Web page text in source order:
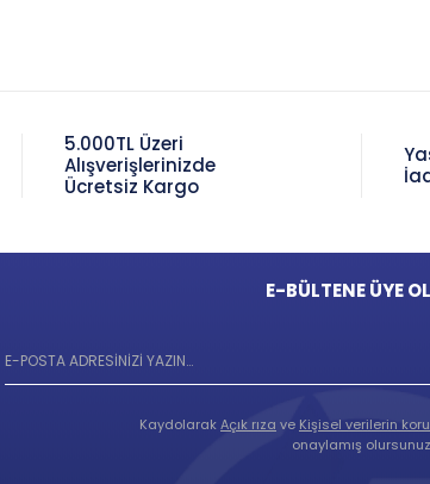
5.000TL Üzeri
Alışverişlerinizde
Ücretsiz Kargo
E-BÜLTENE ÜYE
KaydolarakAçık rıza ve Kişisel verilerin
onaylamış